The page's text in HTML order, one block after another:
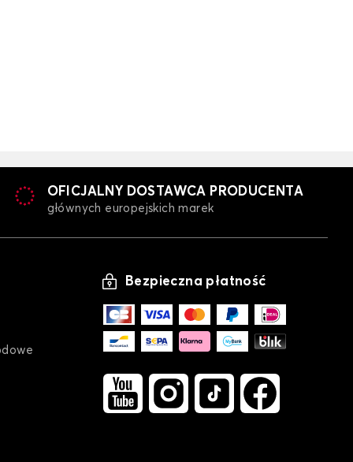
OFICJALNY DOSTAWCA PRODUCENTA
głównych europejskich marek
Bezpieczna płatność